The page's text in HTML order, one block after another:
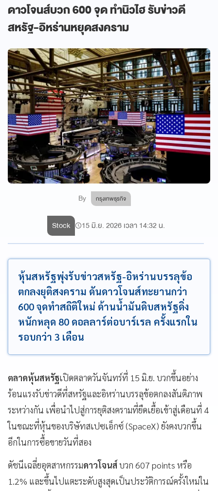
ดาวโจนส์บวก 600 จุด ทำนิวไฮ รับข่าวดี
สหรัฐ-อิหร่านหยุดสงคราม
By กรุงเทพธุรกิจ
Stock 15 มิ.ย. 2026 เวลา 14:32 น.
หุ้นสหรัฐพุ่งรับข่าวสหรัฐ-อิหร่านบรรลุข้อ
ตกลงยุติสงคราม ดันดาวโจนส์ทะยานกว่า
600 จุดทำสถิติใหม่ ด้านน้ำมันดิบสหรัฐดิ่ง
หนักหลุด 80 ดอลลาร์ต่อบาร์เรล ครั้งแรกใน
รอบกว่า 3 เดือน
ตลาดหุ้นสหรัฐเปิดตลาดวันจันทร์ที่ 15 มิ.ย. บวกขึ้นอย่าง
ร้อนแรงรับข่าวดีที่สหรัฐและอิหร่านบรรลุข้อตกลงสันติภาพ
ระหว่างกัน เพื่อนำไปสู่การยุติสงครามที่ยืดเยื้อเข้าสู่เดือนที่ 4
ในขณะที่หุ้นของบริษัทสเปซเอ็กซ์ (SpaceX) ยังคงบวกขึ้น
อีกในการซื้อขายวันที่สอง
ดัชนีเฉลี่ยอุตสาหกรรมดาวโจนส์บวก 607 points หรือ
1.2% และขึ้นไปแตะระดับสูงสุดเป็นประวัติการณ์ครั้งใหม่ใน